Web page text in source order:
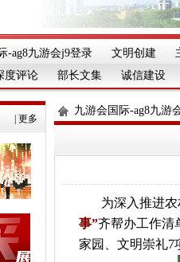
-ag8九游会j9登录 文明创建
度评论 部长文集 诚信建设
更多
九游会国际-ag8九游
为深入推进
事”齐帮办工作清
家园、文明崇礼7